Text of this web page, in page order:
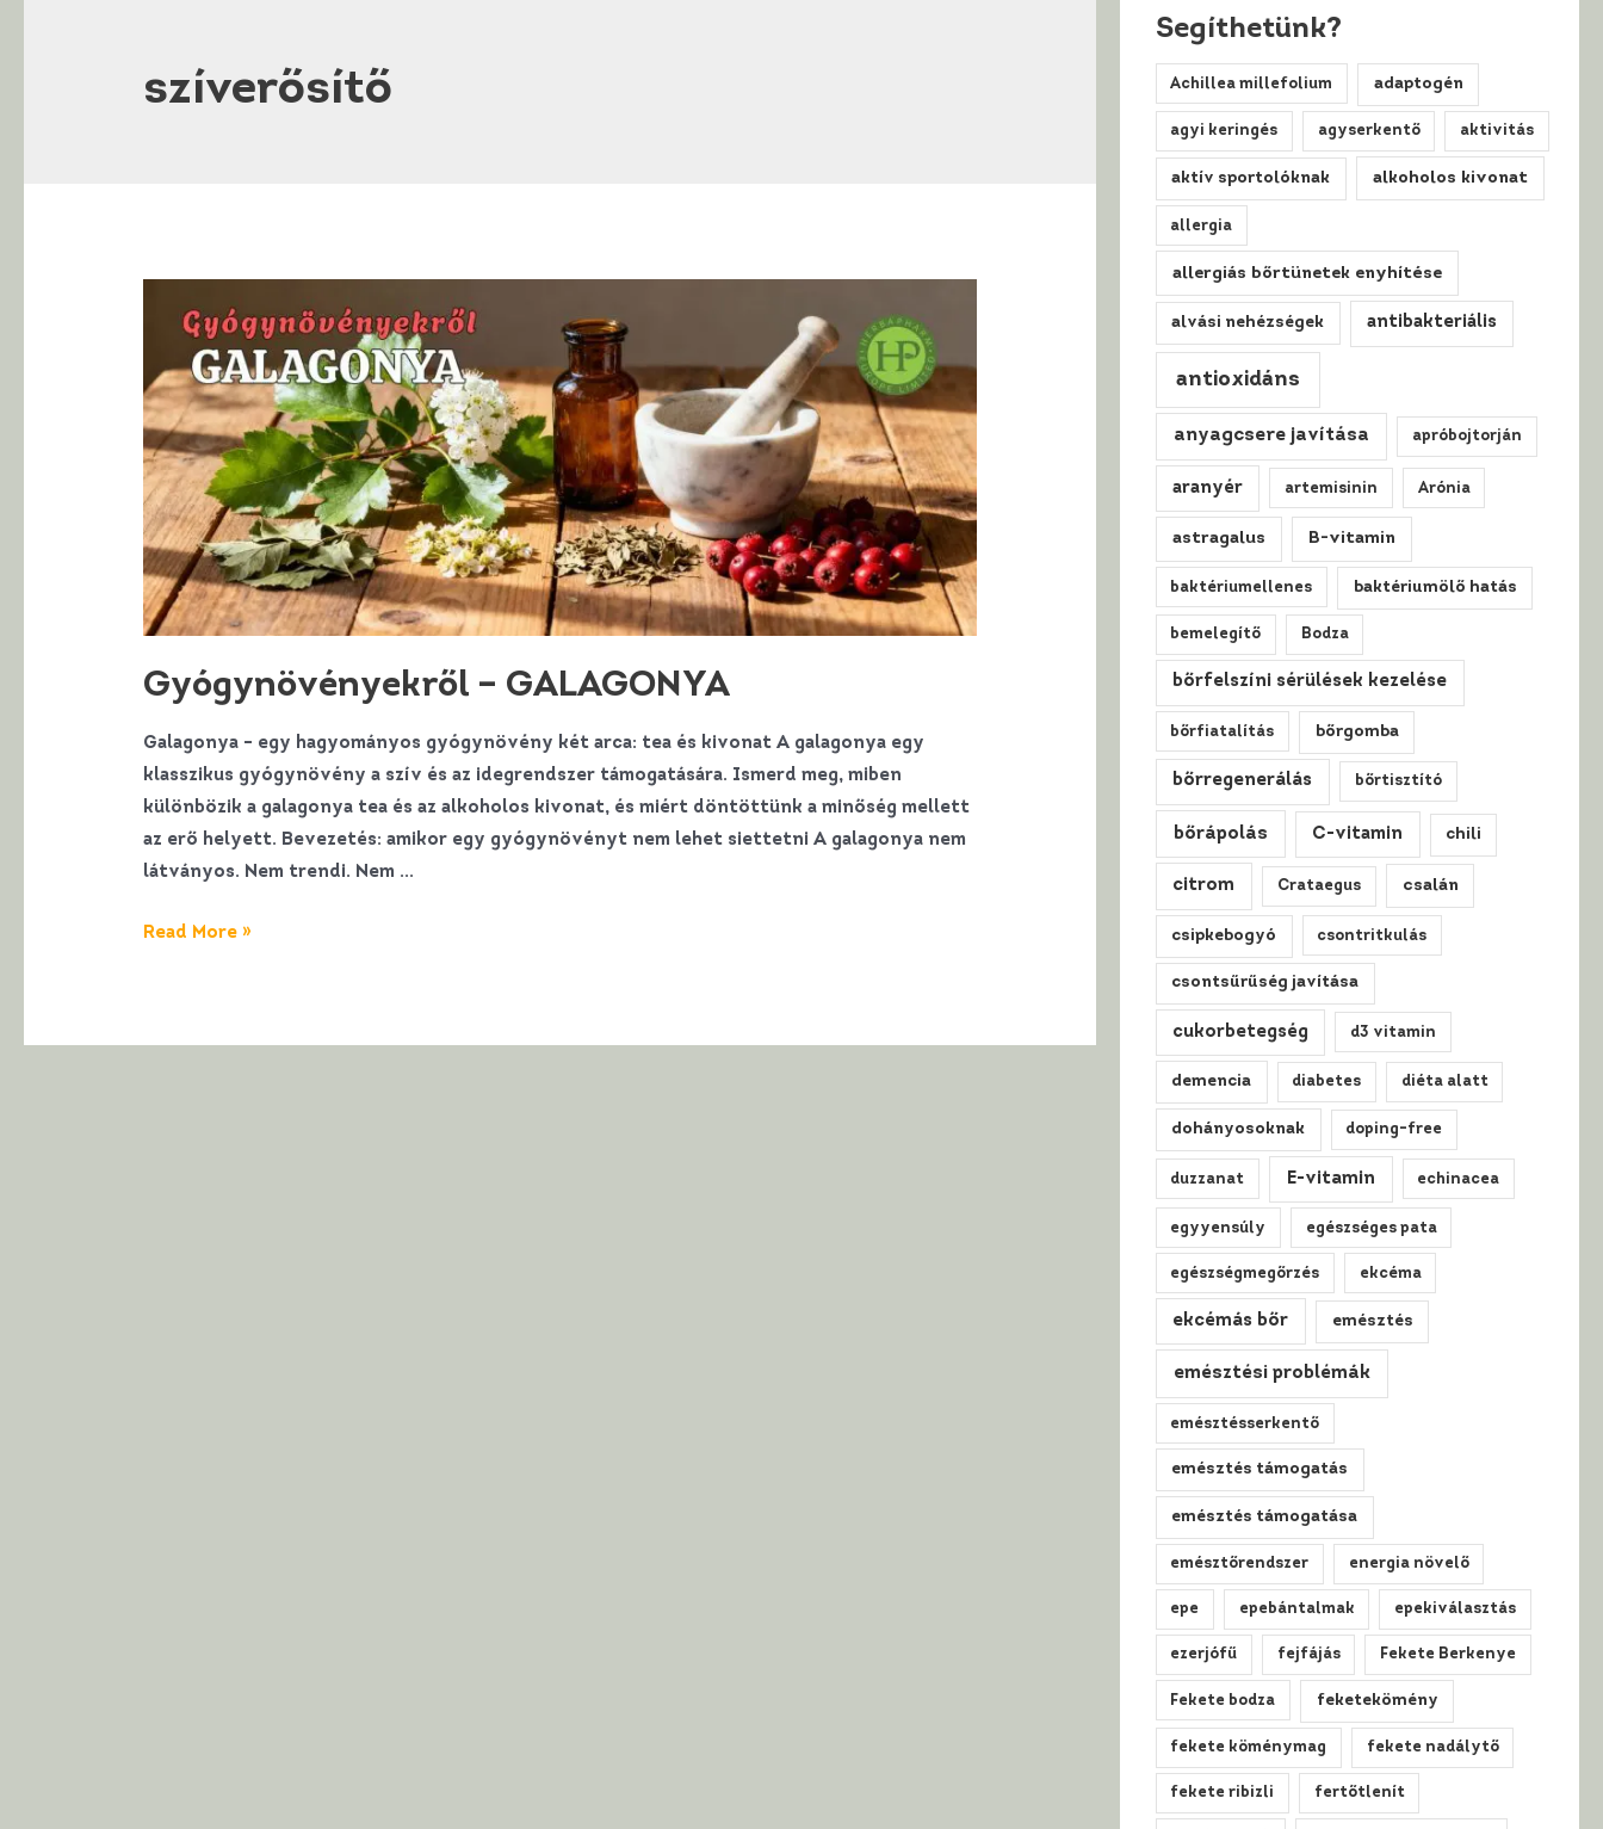
szíverősítő
Gyógynövényekről – GALAGONYA
Galagonya – egy hagyományos gyógynövény két arca: tea és kivonat A galagonya egy
klasszikus gyógynövény a szív és az idegrendszer támogatására. Ismerd meg, miben
különbözik a galagonya tea és az alkoholos kivonat, és miért döntöttünk a minőség mellett
az erő helyett. Bevezetés: amikor egy gyógynövényt nem lehet siettetni A galagonya nem
látványos. Nem trendi. Nem …
Gyógynövényekről
Read More »
Segíthetünk?
Achillea millefolium adaptogén
agyi keringés agyserkentő aktivitás
aktív sportolóknak alkoholos kivonat
allergia
allergiás bőrtünetek enyhítése
alvási nehézségek antibakteriális
antioxidáns
anyagcsere javítása apróbojtorján
aranyér artemisinin Arónia
astragalus B-vitamin
baktériumellenes baktériumölő hatás
bemelegítő Bodza
bőrfelszíni sérülések kezelése
bőrfiatalítás bőrgomba
bőrregenerálás bőrtisztító
bőrápolás C-vitamin chili
citrom Crataegus csalán
csipkebogyó csontritkulás
csontsűrűség javítása
cukorbetegség d3 vitamin
demencia diabetes diéta alatt
dohányosoknak doping-free
duzzanat E-vitamin echinacea
egyyensúly egészséges pata
egészségmegőrzés ekcéma
ekcémás bőr emésztés
emésztési problémák
emésztésserkentő
emésztés támogatás
emésztés támogatása
emésztőrendszer energia növelő
epe epebántalmak epekiválasztás
ezerjófű fejfájás Fekete Berkenye
Fekete bodza feketekömény
fekete köménymag fekete nadálytő
fekete ribizli fertőtlenít